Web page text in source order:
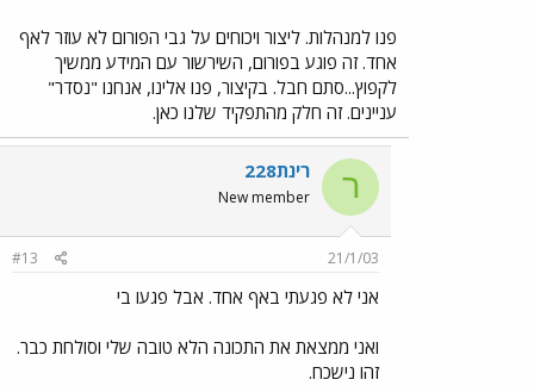
פנו למנהלות. ליצור ויכוחים על גבי הפורום לא עוזר לאף
אחד. זה פוגע בפורום, השירשור עם המידע ממשיך
לקפוץ...סתם חבל. בקיצור, פנו אלינו, אנחנו "נסדר"
עניינים. זה חלק מהתפקיד שלנו כאן.
ר רינת228
New member
21/1/03
#13
אני לא פגעתי באף אחד. אבל פגעו בי
ואני ממצאת את התכונה הלא טובה שלי וסולחת כבר.
זהו נישכח.